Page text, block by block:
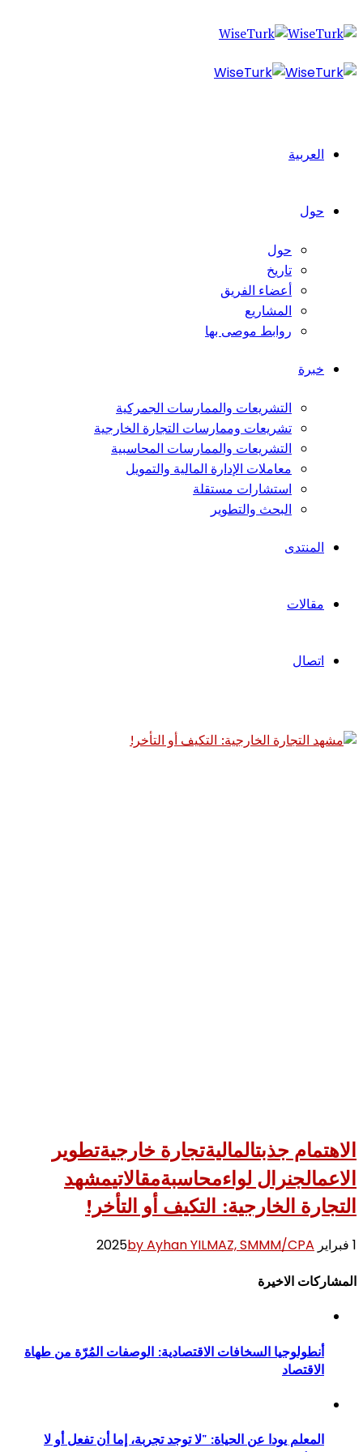
العربية
حول
حول
تاريخ
أعضاء الفريق
المشاريع
روابط موصى بها
خبرة
التشريعات والممارسات الجمركية
تشريعات وممارسات التجارة الخارجية
التشريعات والممارسات المحاسبية
معاملات الإدارة المالية والتمويل
استشارات مستقلة
البحث والتطوير
المنتدى
مقالات
اتصال
الاهتمام جذبتالماليةتجارة خارجيةتطوير
الاعمالجنرال لواءمحاسبةمقالاتيمشهد
التجارة الخارجية: التكيف أو التأخر!
1 فبراير 2025 by Ayhan YILMAZ, SMMM/CPA
المشاركات الاخيرة
أنطولوجيا السخافات الاقتصادية: الوصفات المُرّة من طهاة
الاقتصاد
المعلم يودا عن الحياة: "لا توجد تجربة، إما أن تفعل أو لا